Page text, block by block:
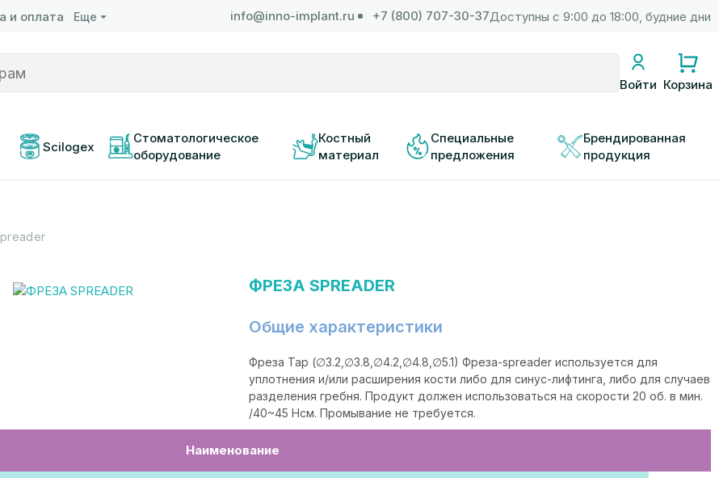
и оплата Еще info@inno-implant.ru +7 (800) 707-30-37Доступны с 9:00 до 18:00, будние дни
Войти Корзина
Scilogex
Стоматологическое
оборудование
Костный
материал
Специальные
предложения
Брендированная
продукция
ФРЕЗА SPREADER
Общие характеристики
Фреза Тар (∅3.2,∅3.8,∅4.2,∅4.8,∅5.1) Фреза-spreader используется для
уплотнения и/или расширения кости либо для синус-лифтинга, либо для случаев
разделения гребня. Продукт должен использоваться на скорости 20 об. в мин.
/40~45 Нсм. Промывание не требуется.
Наименование